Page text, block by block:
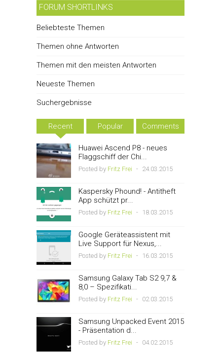
FORUM SHORTLINKS
Beliebteste Themen
Themen ohne Antworten
Themen mit den meisten Antworten
Neueste Themen
Suchergebnisse
Recent Popular Comments
Huawei Ascend P8 - neues
Flaggschiff der Chi...
Posted by Fritz Frei - 24.03.2015
Kaspersky Phound! - Antitheft
App schützt pr...
Posted by Fritz Frei - 18.03.2015
Google Geräteassistent mit
Live Support für Nexus,...
Posted by Fritz Frei - 16.03.2015
Samsung Galaxy Tab S2 9,7 &
8,0 – Spezifikati...
Posted by Fritz Frei - 02.03.2015
Samsung Unpacked Event 2015
- Präsentation d...
Posted by Fritz Frei - 04.02.2015